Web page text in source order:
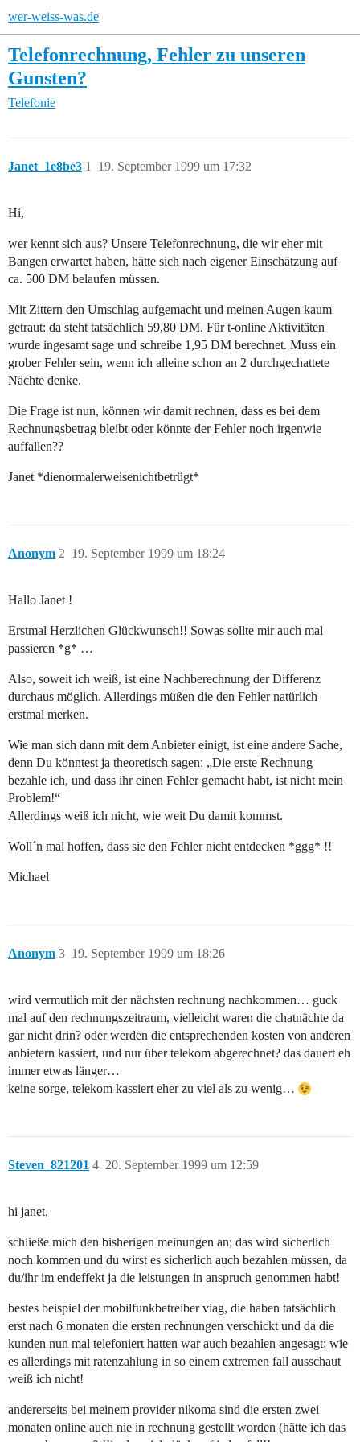
wer-weiss-was.de
Telefonrechnung, Fehler zu unseren
Gunsten?
Telefonie
Janet_1e8be3 19. September 1999 um 17:32
1
Hi,
wer kennt sich aus? Unsere Telefonrechnung, die wir eher mit
Bangen erwartet haben, hätte sich nach eigener Einschätzung auf
ca. 500 DM belaufen müssen.
Mit Zittern den Umschlag aufgemacht und meinen Augen kaum
getraut: da steht tatsächlich 59,80 DM. Für t-online Aktivitäten
wurde ingesamt sage und schreibe 1,95 DM berechnet. Muss ein
grober Fehler sein, wenn ich alleine schon an 2 durchgechattete
Nächte denke.
Die Frage ist nun, können wir damit rechnen, dass es bei dem
Rechnungsbetrag bleibt oder könnte der Fehler noch irgenwie
auffallen??
Janet *dienormalerweisenichtbetrügt*
Anonym 19. September 1999 um 18:24
2
Hallo Janet !
Erstmal Herzlichen Glückwunsch!! Sowas sollte mir auch mal
passieren *g* …
Also, soweit ich weiß, ist eine Nachberechnung der Differenz
durchaus möglich. Allerdings müßen die den Fehler natürlich
erstmal merken.
Wie man sich dann mit dem Anbieter einigt, ist eine andere Sache,
denn Du könntest ja theoretisch sagen: „Die erste Rechnung
bezahle ich, und dass ihr einen Fehler gemacht habt, ist nicht mein
Problem!“
Allerdings weiß ich nicht, wie weit Du damit kommst.
Woll´n mal hoffen, dass sie den Fehler nicht entdecken *ggg* !!
Michael
Anonym 19. September 1999 um 18:26
3
wird vermutlich mit der nächsten rechnung nachkommen… guck
mal auf den rechnungszeitraum, vielleicht waren die chatnächte da
gar nicht drin? oder werden die entsprechenden kosten von anderen
anbietern kassiert, und nur über telekom abgerechnet? das dauert eh
immer etwas länger…
keine sorge, telekom kassiert eher zu viel als zu wenig…
Steven_821201 20. September 1999 um 12:59
4
hi janet,
schließe mich den bisherigen meinungen an; das wird sicherlich
noch kommen und du wirst es sicherlich auch bezahlen müssen, da
du/ihr im endeffekt ja die leistungen in anspruch genommen habt!
bestes beispiel der mobilfunkbetreiber viag, die haben tatsächlich
erst nach 6 monaten die ersten rechnungen verschickt und da die
kunden nun mal telefoniert hatten war auch bezahlen angesagt; wie
es allerdings mit ratenzahlung in so einem extremen fall ausschaut
weiß ich nicht!
andererseits bei meinem provider nikoma sind die ersten zwei
monaten online auch nie in rechnung gestellt worden (hätte ich das